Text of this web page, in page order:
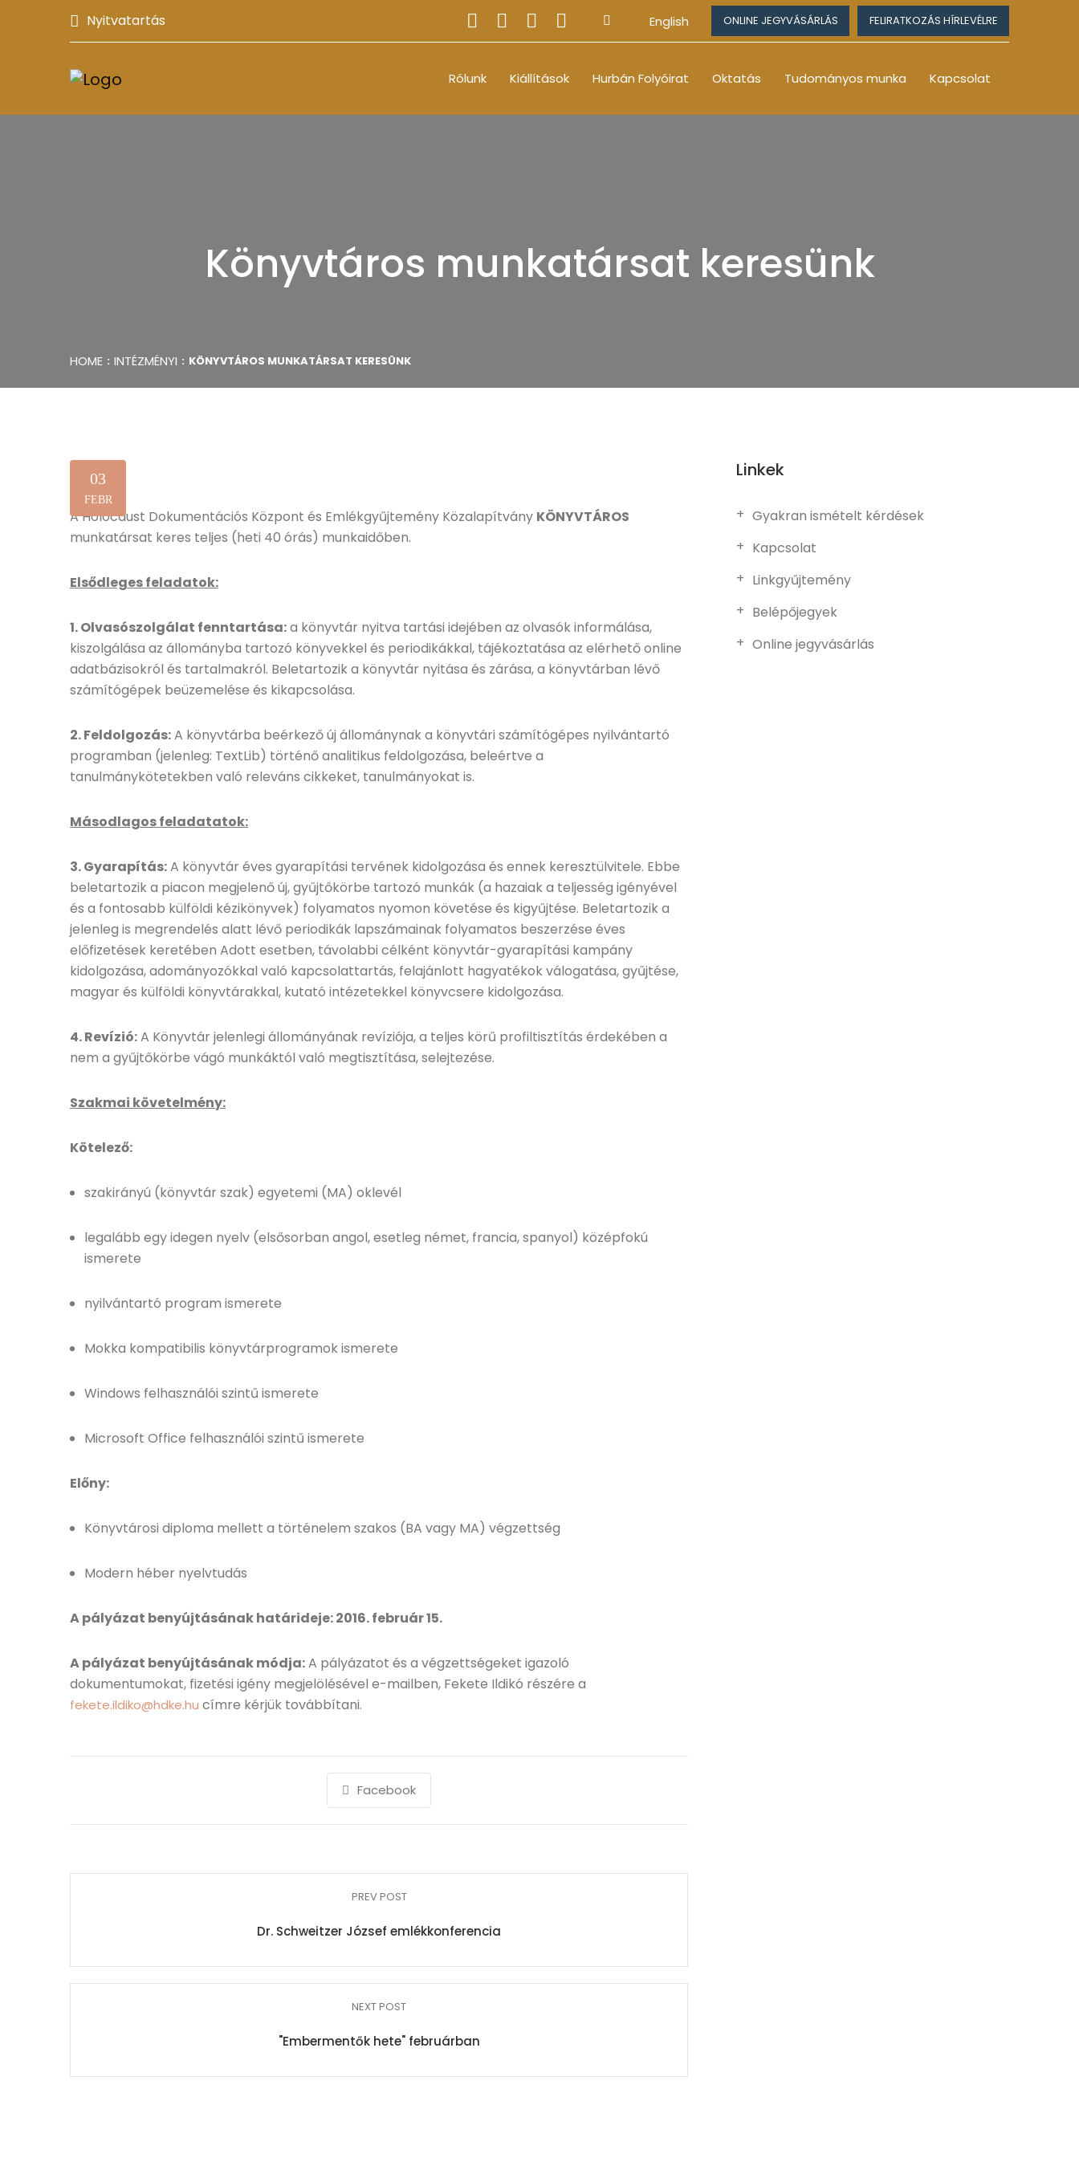
Nyitvatartás English ONLINE JEGYVÁSÁRLÁS FELIRATKOZÁS HÍRLEVÉLRE
Rólunk Kiállítások Hurbán Folyóirat Oktatás Tudományos munka Kapcsolat
Könyvtáros munkatársat keresünk
HOME INTÉZMÉNYI KÖNYVTÁROS MUNKATÁRSAT KERESÜNK
03
FEBR
A Holocaust Dokumentációs Központ és Emlékgyűjtemény Közalapítvány KÖNYVTÁROS
munkatársat keres teljes (heti 40 órás) munkaidőben.
Elsődleges feladatok:
1. Olvasószolgálat fenntartása:a könyvtár nyitva tartási idejében az olvasók informálása,
kiszolgálása az állományba tartozó könyvekkel és periodikákkal, tájékoztatása az elérhető online
adatbázisokról és tartalmakról. Beletartozik a könyvtár nyitása és zárása, a könyvtárban lévő
számítógépek beüzemelése és kikapcsolása.
2. Feldolgozás:A könyvtárba beérkező új állománynak a könyvtári számítógépes nyilvántartó
programban (jelenleg: TextLib) történő analitikus feldolgozása, beleértve a
tanulmánykötetekben való releváns cikkeket, tanulmányokat is.
Másodlagos feladatatok:
3. Gyarapítás:A könyvtár éves gyarapítási tervének kidolgozása és ennek keresztülvitele. Ebbe
beletartozik a piacon megjelenő új, gyűjtőkörbe tartozó munkák (a hazaiak a teljesség igényével
és a fontosabb külföldi kézikönyvek) folyamatos nyomon követése és kigyűjtése. Beletartozik a
jelenleg is megrendelés alatt lévő periodikák lapszámainak folyamatos beszerzése éves
előfizetések keretében Adott esetben, távolabbi célként könyvtár-gyarapítási kampány
kidolgozása, adományozókkal való kapcsolattartás, felajánlott hagyatékok válogatása, gyűjtése,
magyar és külföldi könyvtárakkal, kutató intézetekkel könyvcsere kidolgozása.
4. Revízió:A Könyvtár jelenlegi állományának revíziója, a teljes körű profiltisztítás érdekében a
nem a gyűjtőkörbe vágó munkáktól való megtisztítása, selejtezése.
Szakmai követelmény:
Kötelező:
szakirányú (könyvtár szak) egyetemi (MA) oklevél
legalább egy idegen nyelv (elsősorban angol, esetleg német, francia, spanyol) középfokú
ismerete
nyilvántartó program ismerete
Mokka kompatibilis könyvtárprogramok ismerete
Windows felhasználói szintű ismerete
Microsoft Office felhasználói szintű ismerete
Előny:
Könyvtárosi diploma mellett a történelem szakos (BA vagy MA) végzettség
Modern héber nyelvtudás
A pályázat benyújtásának határideje: 2016. február 15.
A pályázat benyújtásának módja:A pályázatot és a végzettségeket igazoló
dokumentumokat, fizetési igény megjelölésével e-mailben, Fekete Ildikó részére a
fekete.ildiko@hdke.hu címre kérjük továbbítani.
Facebook
PREV POST
Dr. Schweitzer József emlékkonferencia
NEXT POST
"Embermentők hete" februárban
Linkek
Gyakran ismételt kérdések
Kapcsolat
Linkgyűjtemény
Belépőjegyek
Online jegyvásárlás